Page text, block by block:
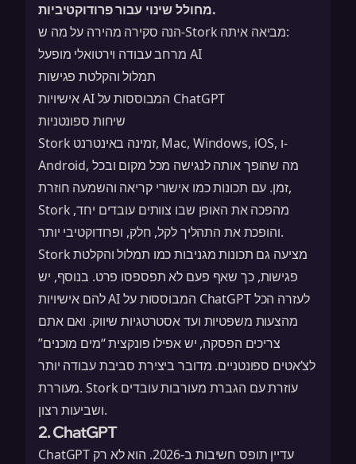
מחולל שינוי עבור פרודוקטיביות.
הנה סקירה מהירה על מה ש-Stork מביאה איתה:
מרחב עבודה וירטואלי מופעל AI
תמלול והקלטת פגישות
אישיויות AI המבוססות על ChatGPT
שיחות ספונטניות
Stork זמינה באינטרנט, Mac, Windows, iOS, ו-
Android, מה שהופך אותה לנגישה מכל מקום ובכל
זמן. עם תכונות כמו אישורי קריאה והשמעה חוזרת,
Stork מהפכה את האופן שבו צוותים עובדים יחד,
והופכת את התהליך לקל, חלק, ופרודוקטיבי יותר.
Stork מציעה גם תכונות מגניבות כמו תמלול והקלטת
פגישות, כך שאף פעם לא תפספסו פרט. בנוסף, יש
להם אישיויות AI המבוססות על ChatGPT לעזרה הכל
מהצעות משפטיות ועד אסטרטגיות שיווק. ואם אתם
צריכים הפסקה, יש אפילו פונקצית “מים מוכנים”
לצ’אטים ספונטניים. מדובר ביצירת סביבת עבודה יותר
מעוררת. Stork עוזרת עם הגברת מעורבות עובדים
ושביעות רצון.
2. ChatGPT
ChatGPT עדיין תופס חשיבות ב-2026. הוא לא רק